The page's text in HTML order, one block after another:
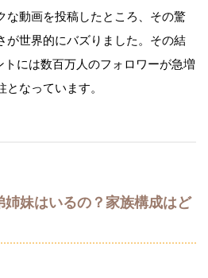
な動画を投稿したところ、その驚
が世界的にバズりました。その結
トには数百万人のフォロワーが急増
なっています。
妹はいるの？家族構成はど